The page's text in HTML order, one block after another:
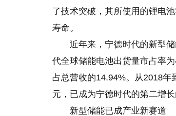
了技术突破，其所使用的锂电
寿命。
近年来，宁德时代的新型
代全球储能电池出货量市占率
占总营收的14.94%。从2018
元，已成为宁德时代的第二增长
新型储能已成产业新赛道